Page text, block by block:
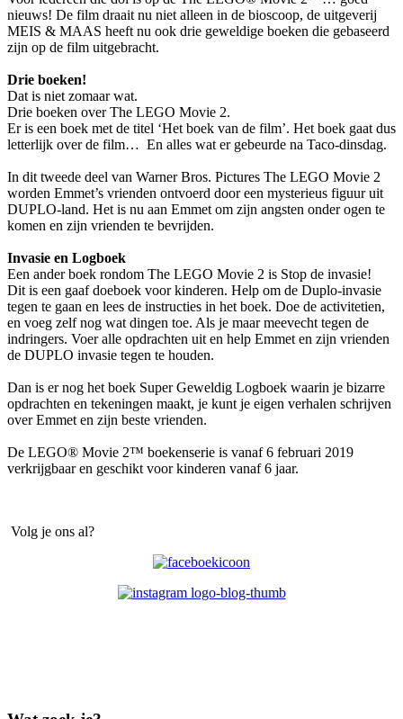
nieuws! De film draait nu niet alleen in de bioscoop, de uitgeverij
MEIS & MAAS heeft nu ook drie geweldige boeken die gebaseerd
zijn op de film uitgebracht.
Drie boeken!
Dat is niet zomaar wat.
Drie boeken over The LEGO Movie 2.
Er is een boek met de titel ‘Het boek van de film’. Het boek gaat dus
letterlijk over de film… En alles wat er gebeurde na Taco-dinsdag.
In dit tweede deel van Warner Bros. Pictures The LEGO Movie 2
worden Emmet’s vrienden ontvoerd door een mysterieus figuur uit
DUPLO-land. Het is nu aan Emmet om zijn angsten onder ogen te
komen en zijn vrienden te bevrijden.
Invasie en Logboek
Een ander boek rondom The LEGO Movie 2 is Stop de invasie!
Dit is een gaaf doeboek voor kinderen. Help om de Duplo-invasie
tegen te gaan en lees de instructies in het boek. Doe de activitetien,
en voeg zelf nog wat dingen toe. Als je maar meevecht tegen de
indringers. Voer alle opdrachten uit en help Emmet en zijn vrienden
de DUPLO invasie tegen te houden.
Dan is er nog het boek Super Geweldig Logboek waarin je bizarre
opdrachten en tekeningen maakt, je kunt je eigen verhalen schrijven
over Emmet en zijn beste vrienden.
De LEGO® Movie 2™ boekenserie is vanaf 6 februari 2019
verkrijgbaar en geschikt voor kinderen vanaf 6 jaar.
Volg je ons al?